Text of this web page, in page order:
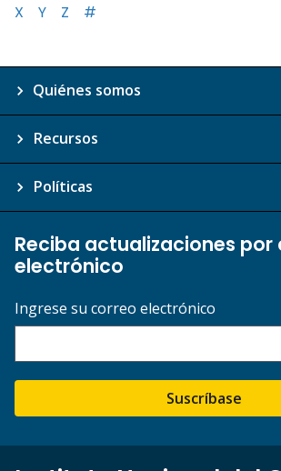
X
Y Z #
Quiénes somos
Recursos
Políticas
Reciba actualizaciones por
electrónico
Ingrese su correo electrónico
Suscríbase